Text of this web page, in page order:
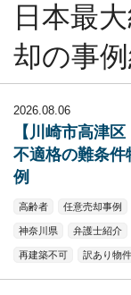
日本最
却の事
2026.08.06
【川崎市高津
不適格の難条
例
高齢者 任意売却事例
神奈川県 弁護士紹介
再建築不可 訳あり物件